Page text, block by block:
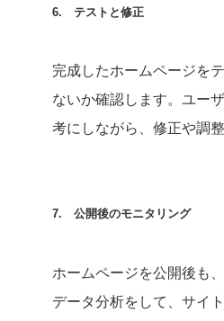
6. テストと修正
完成したホームページを
ないか確認します。ユー
考にしながら、修正や調
7. 公開後のモニタリング
ホームページを公開後も
データ分析をして、サイ